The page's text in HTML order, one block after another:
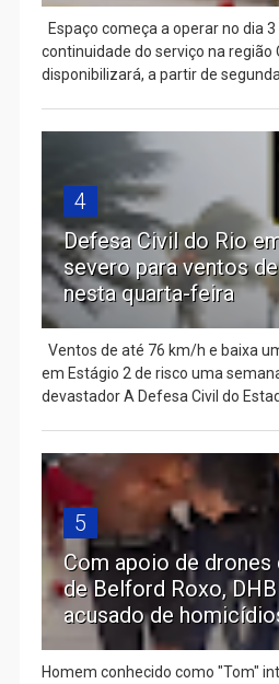
Espaço começa a operar no dia
continuidade do serviço na região
disponibilizará, a partir de
4
Defesa Civil do Rio
severo para ventos
nesta quarta-feira
Ventos de até 76 km/h e baixa
em Estágio 2 de risco uma
devastador A Defesa Civil do
5
Com apoio de drones
de Belford Roxo,
acusado de
Homem conhecido como "Tom"